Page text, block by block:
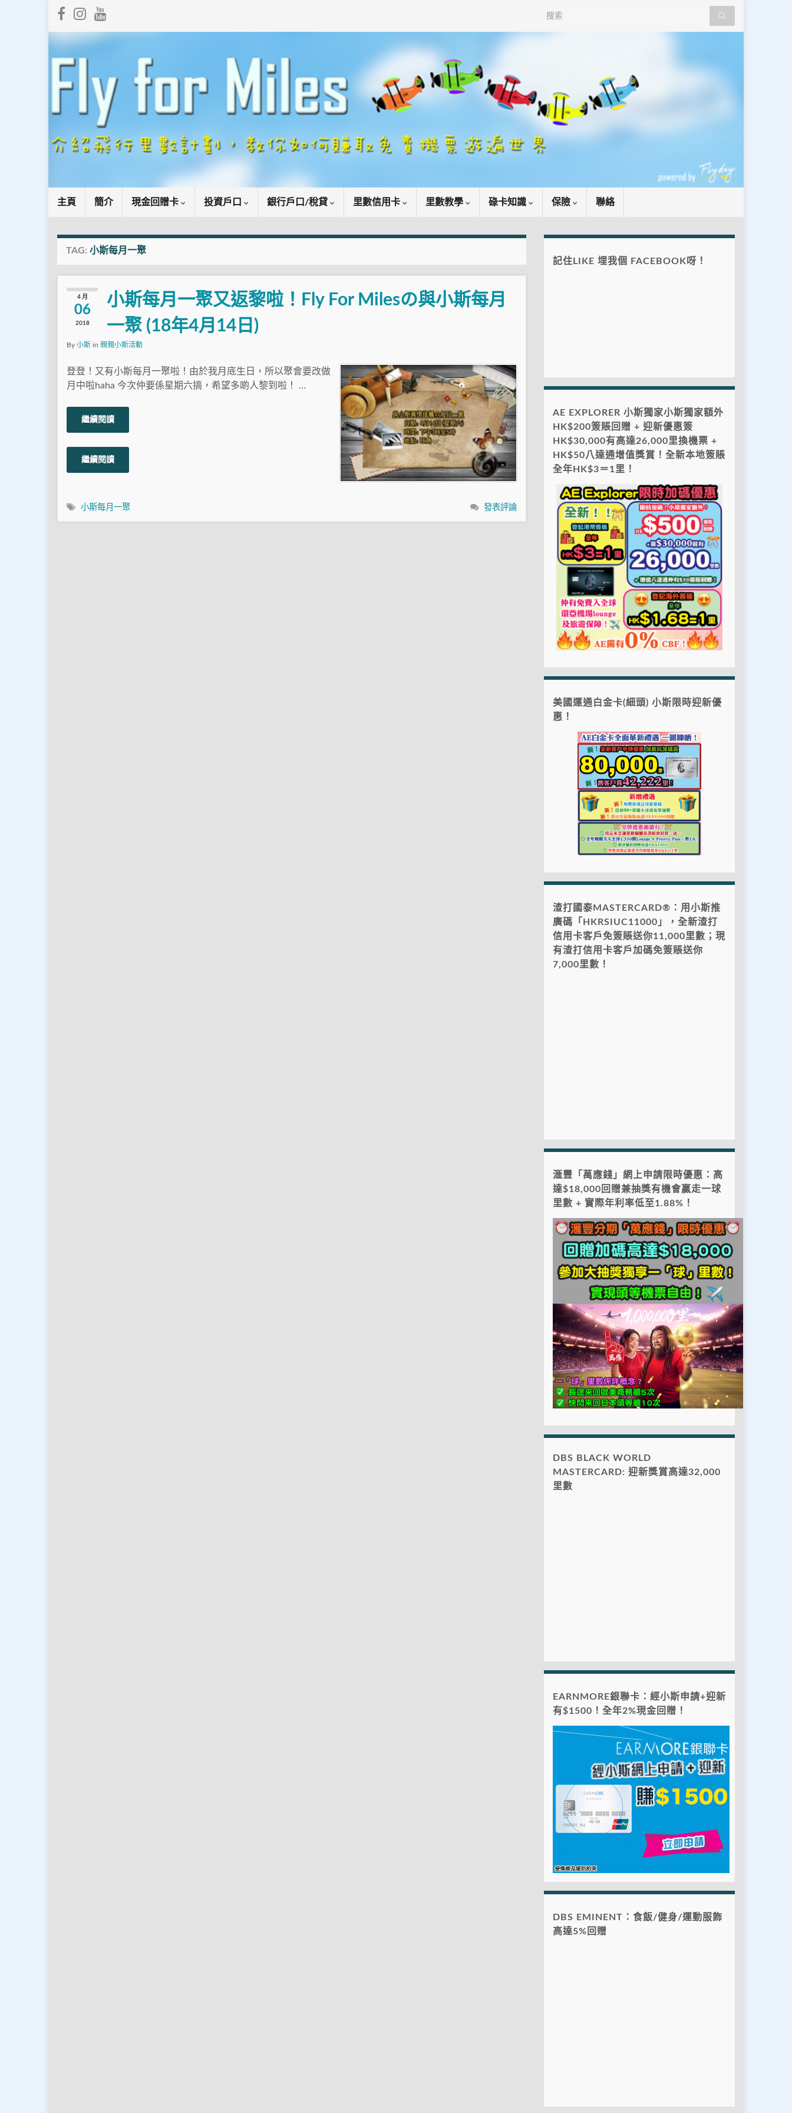
Search for:
主頁 簡介 現金回贈卡 投資戶口 銀行戶口/稅貸 里數信用卡 里數教學 碌卡知識 保險 聯絡
TAG: 小斯每月一聚
4 月
06
2018
小斯每月一聚又返黎啦！Fly For Milesの與小斯每月
一聚 (18年4月14日)
By 小斯 in 親親小斯活動
登登！又有小斯每月一聚啦！由於我月底生日，所以聚會要改做
月中啦haha 今次仲要係星期六搞，希望多啲人黎到啦！ …
繼續閱讀
繼續閱讀
小斯每月一聚 發表評論
記住LIKE 埋我個 FACEBOOK呀！
AE EXPLORER 小斯獨家小斯獨家額外
HK$200簽賬回贈 + 迎新優惠簽
HK$30,000有高達26,000里換機票 +
HK$50八達通增值獎賞！全新本地簽賬
全年HK$3＝1里！
美國運通白金卡(細頭) 小斯限時迎新優
惠！
渣打國泰MASTERCARD®：用小斯推
廣碼「HKRSIUC11000」，全新渣打
信用卡客戶免簽賬送你11,000里數；現
有渣打信用卡客戶加碼免簽賬送你
7,000里數！
滙豐「萬應錢」網上申請限時優惠：高
達$18,000回贈兼抽獎有機會贏走一球
里數 + 實際年利率低至1.88%！
DBS BLACK WORLD
MASTERCARD: 迎新獎賞高達32,000
里數
EARNMORE銀聯卡：經小斯申請+迎新
有$1500！全年2%現金回贈！
DBS EMINENT：食飯/健身/運動服飾
高達5%回贈